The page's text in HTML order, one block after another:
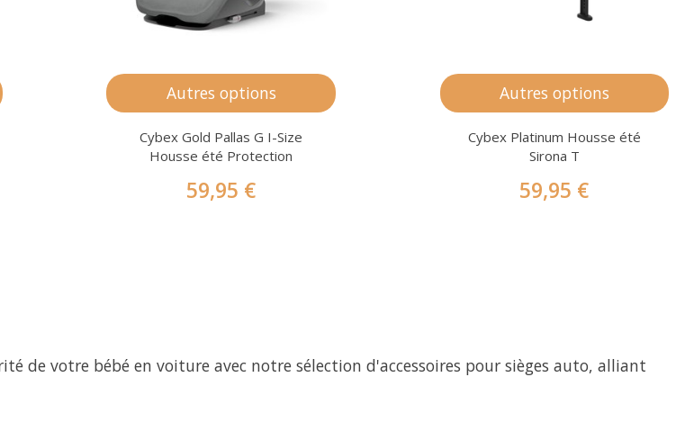
Autres options
Cybex Gold Pallas G I-Size
Housse été Protection
59,95 €
Autres options
Cybex Platinum Housse été
Sirona T
59,95 €
de votre bébé en voiture avec notre sélection d'accessoires pour sièges auto, alliant